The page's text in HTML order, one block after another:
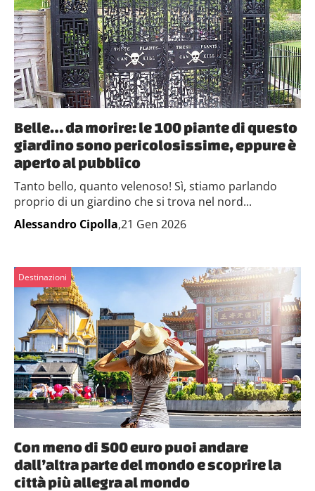
Belle… da morire: le 100 piante di questo
giardino sono pericolosissime, eppure è
aperto al pubblico
Tanto bello, quanto velenoso! Sì, stiamo parlando
proprio di un giardino che si trova nel nord...
Alessandro Cipolla,21 Gen 2026
Destinazioni
Con meno di 500 euro puoi andare
dall’altra parte del mondo e scoprire la
città più allegra al mondo